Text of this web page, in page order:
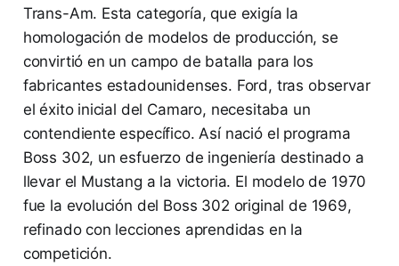
Trans-Am. Esta categoría, que exigía la
homologación de modelos de producción, se
convirtió en un campo de batalla para los
fabricantes estadounidenses. Ford, tras observar
el éxito inicial del Camaro, necesitaba un
contendiente específico. Así nació el programa
Boss 302, un esfuerzo de ingeniería destinado a
llevar el Mustang a la victoria. El modelo de 1970
fue la evolución del Boss 302 original de 1969,
refinado con lecciones aprendidas en la
competición.